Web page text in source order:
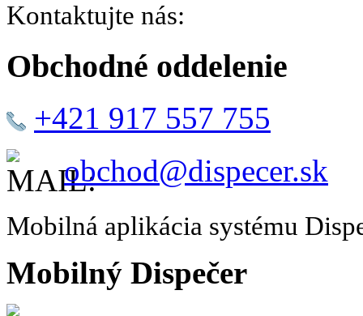
Kontaktujte nás:
Obchodné oddelenie
+421 917 557 755
obchod@dispecer.sk
Mobilná aplikácia systému
Mobilný Dispečer